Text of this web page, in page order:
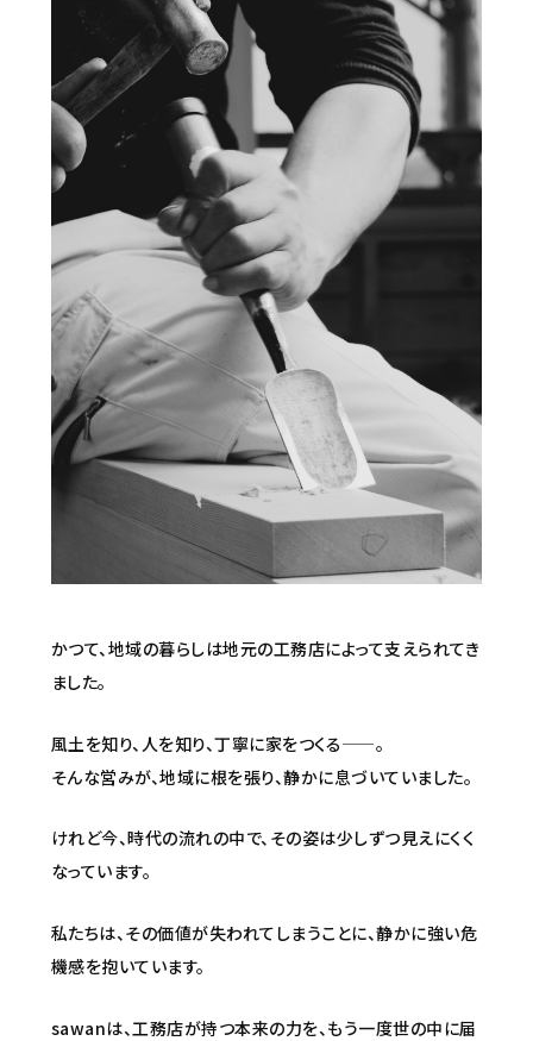
かつて、地域の暮らしは地元の工務店によって支えられてき
ました。
風土を知り、人を知り、丁寧に家をつくる——。
そんな営みが、地域に根を張り、静かに息づいていました。
けれど今、時代の流れの中で、その姿は少しずつ見えにくく
なっています。
私たちは、その価値が失われてしまうことに、静かに強い危
機感を抱いています。
sawanは、工務店が持つ本来の力を、もう一度世の中に届